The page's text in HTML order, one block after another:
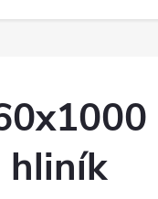
hliník